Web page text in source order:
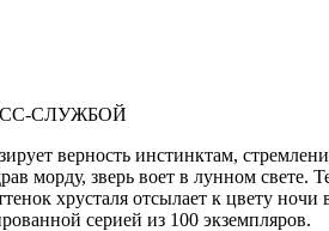
СЛУЖБОЙ
верность инстинктам,
морду, зверь воет в лунном свете.
хрусталя отсылает к цвету
серией из 100 экземпляров.